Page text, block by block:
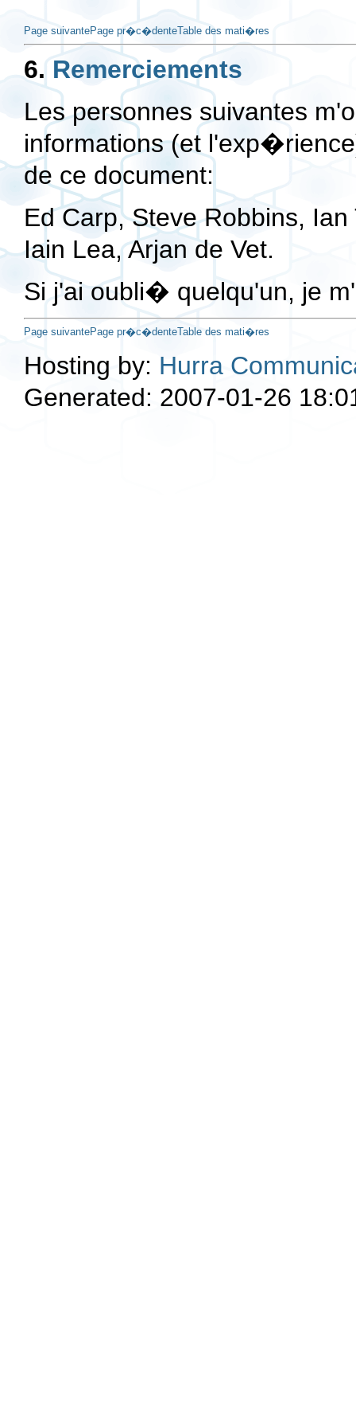
Page suivantePage pr�c�denteTable des mati�res
6. Remerciements
Les personnes suivantes
informations (et
de ce document:
Ed Carp, Steve Robbins,
Iain Lea, Arjan de Vet.
Si j'ai oubli� quelqu'un, je
Page suivantePage pr�c�denteTable des mati�res
Hosting by: Hurra
Generated: 2007-01-26